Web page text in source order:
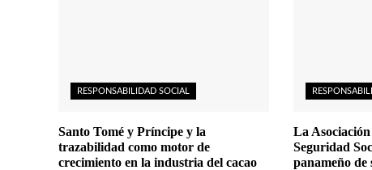
RESPONSABILIDAD SOCIAL
Santo Tomé y Príncipe y la
trazabilidad como motor de
crecimiento en la industria del cacao
La
Seguridad
panameño de